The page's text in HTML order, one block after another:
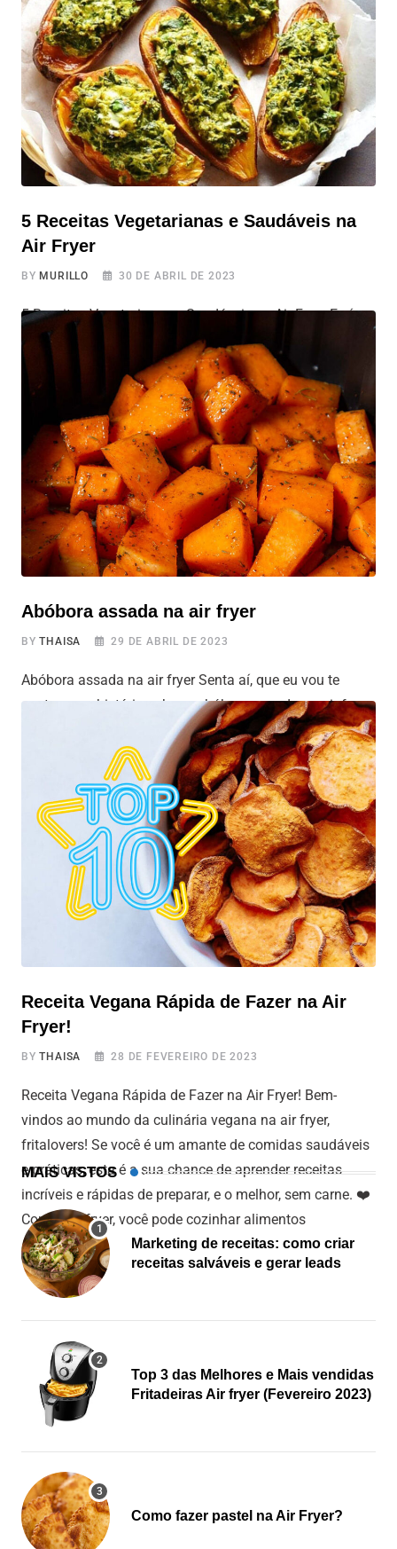
seus quiabos,
5 Receitas Vegetarianas e Saudáveis na
Air Fryer
BY MURILLO 30 DE ABRIL DE 2023
5 Receitas Vegetarianas e Saudáveis na Air Fryer E aí,
fãs da air fryer! Está na hora de deixar o mundo das
frituras convencionais e mergulhar de cabeça no
universo das receitas vegetarianas e saudáveis, cheias
de sabor e, o melhor de tudo, preparadas na nossa
querida air fryer! Que tal se tornar um verdadeiro
Abóbora assada na air fryer
BYTHAISA 29 DE ABRIL DE 2023
Abóbora assada na air fryer Senta aí, que eu vou te
contar uma história sobre a abóbora assada na air fryer.
Imagine você em um dia estressante de trabalho, chega
em casa morrendo de fome e sem nenhuma ideia do
que preparar para o jantar. O que fazer? Abrir um pacote
de salgadinho e se
Receita Vegana Rápida de Fazer na Air
Fryer!
BYTHAISA 28 DE FEVEREIRO DE 2023
Receita Vegana Rápida de Fazer na Air Fryer! Bem-
vindos ao mundo da culinária vegana na air fryer,
fritalovers! Se você é um amante de comidas saudáveis
e práticas, esta é a sua chance de aprender receitas
incríveis e rápidas de preparar, e o melhor, sem carne. ❤️
Com a air fryer, você pode cozinhar alimentos
MAIS VISTOS
Marketing de receitas: como criar
receitas salváveis e gerar leads
Top 3 das Melhores e Mais vendidas
Fritadeiras Air fryer (Fevereiro 2023)
Como fazer pastel na Air Fryer?